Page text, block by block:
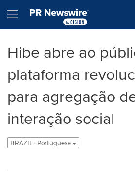
Hamburger menu
Hibe abre ao
plataforma
para agregação
interação social
BRAZIL - Portuguese